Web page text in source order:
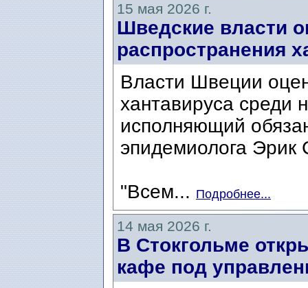
15 мая 2026 г.
Шведские власти
распространения
Власти Швеции
хантавируса среди
исполняющий
эпидемиолога Эрик
"Всем... Подробнее...
14 мая 2026 г.
В Стокгольме
кафе под